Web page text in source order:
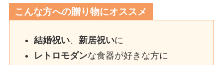
こんな方への贈り物にオススメ
結婚祝い、新居祝いに
レトロモダンな食器が好きな方に